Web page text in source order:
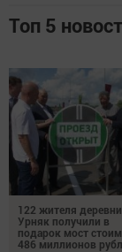
Топ 5
122 жителя деревни
Урняк получили в
подарок мост
486 миллионов